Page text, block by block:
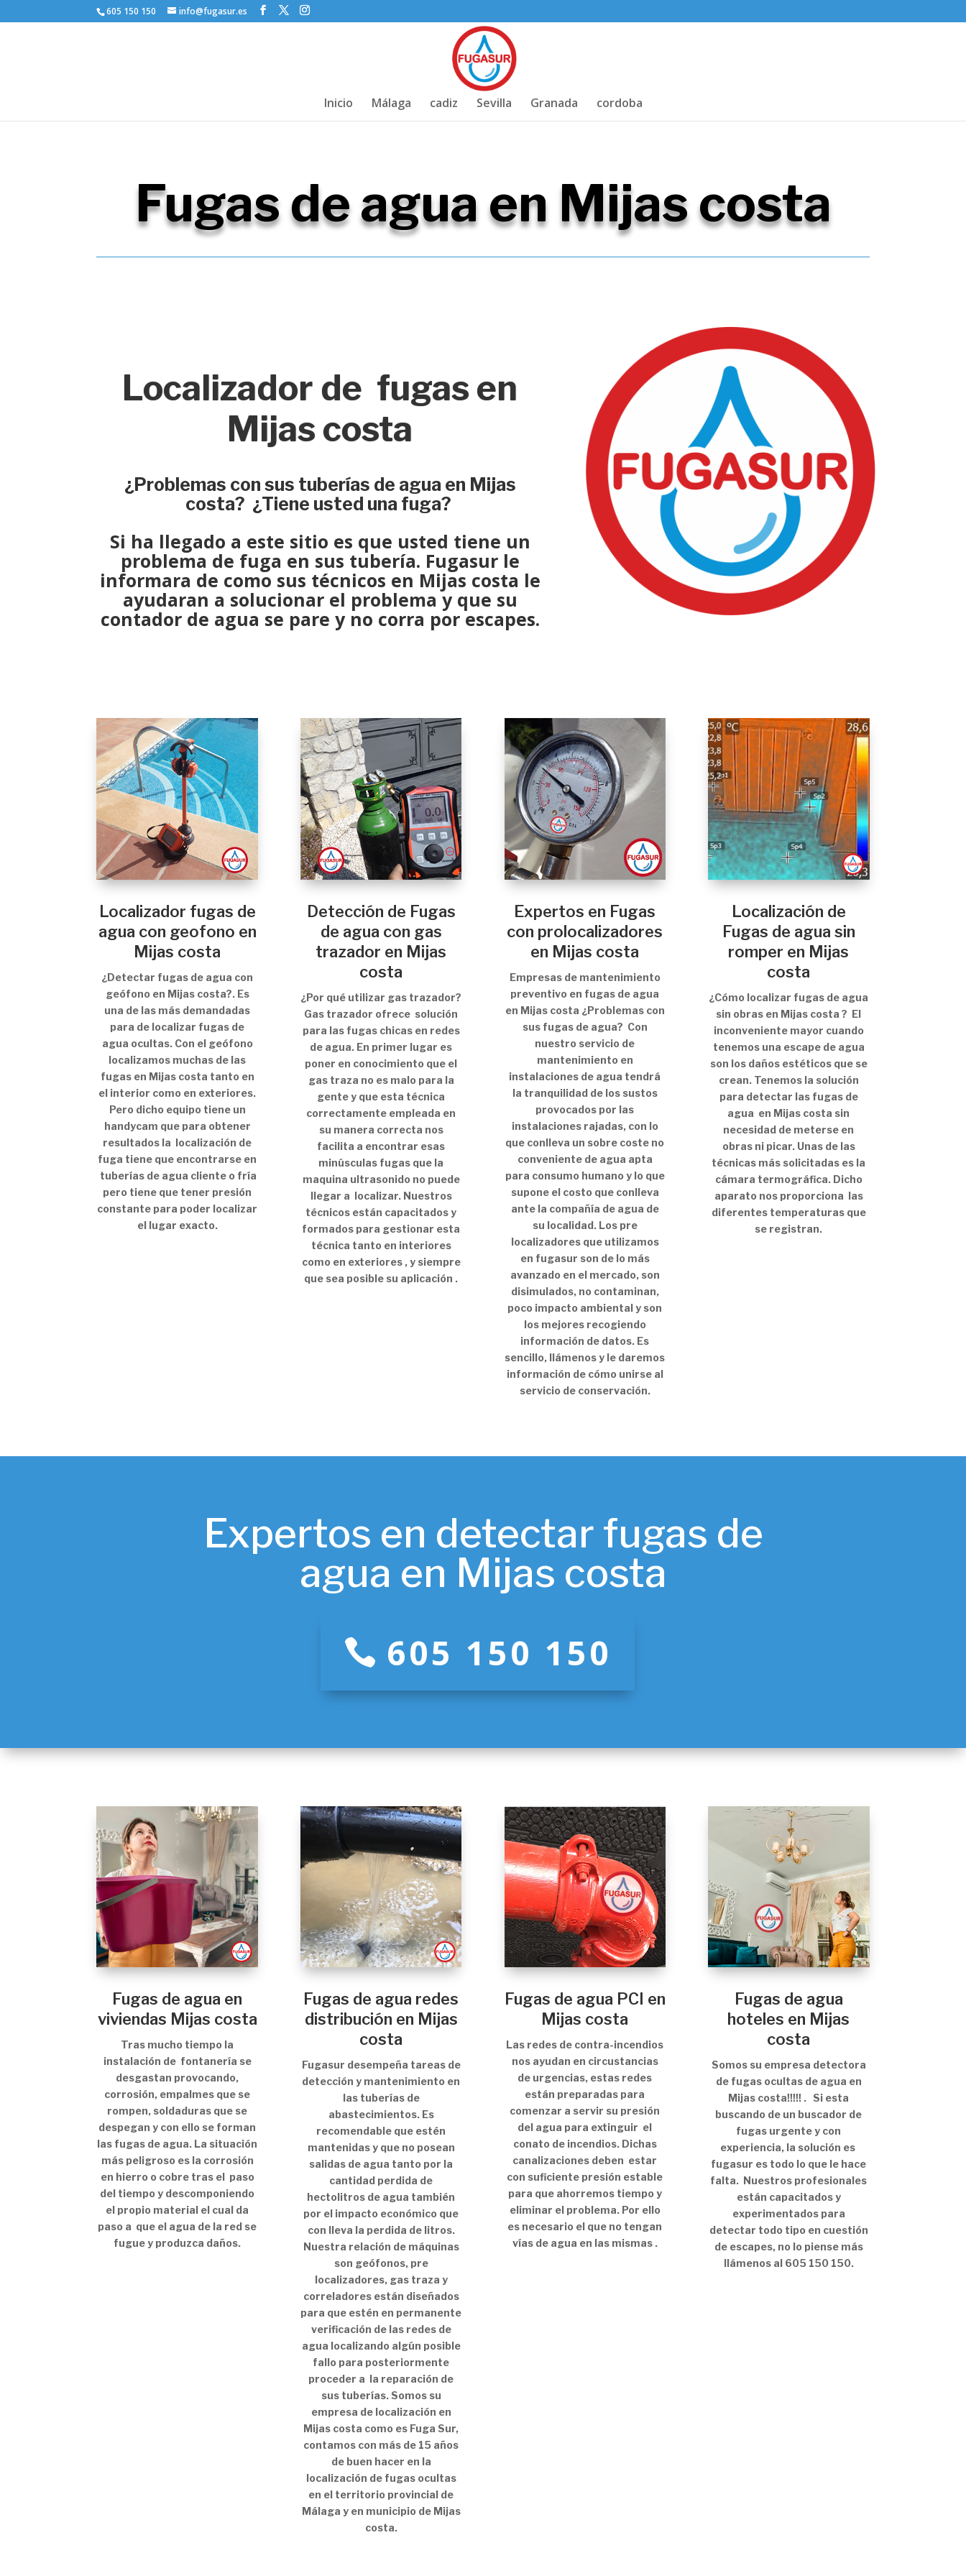
605 150 150 info@fugasur.es
Inicio Málaga cadiz Sevilla Granada cordoba
Fugas de agua en Mijas costa
Localizador de fugas en
Mijas costa
¿Problemas con sus tuberías de agua en Mijas
costa? ¿Tiene usted una fuga?
Si ha llegado a este sitio es que usted tiene un
problema de fuga en sus tubería. Fugasurle
informara de como sus técnicos en Mijas costa le
ayudaran a solucionar el problemay que su
contador de agua se pare y no corra por escapes.
Localizador fugas de
agua con geofono en
Mijas costa
¿Detectar fugas de agua con
geófono en Mijas costa?. Es
una de las más demandadas
para de localizar fugas de
agua ocultas. Con el geófono
localizamos muchas de las
fugas en Mijas costa tanto en
el interior como en exteriores.
Pero dicho equipo tiene un
handycam que para obtener
resultados la localización de
fuga tiene que encontrarse en
tuberías de agua cliente o fría
pero tiene que tener presión
constante para poder localizar
el lugar exacto.
Detección de Fugas
de agua con gas
trazador en Mijas
costa
¿Por qué utilizar gas trazador?
Gas trazador ofrece solución
para las fugas chicas en redes
de agua. En primer lugar es
poner en conocimiento que el
gas traza no es malo para la
gente y que esta técnica
correctamente empleada en
su manera correcta nos
facilita a encontrar esas
minúsculas fugas que la
maquina ultrasonido no puede
llegar a localizar. Nuestros
técnicos están capacitados y
formados para gestionar esta
técnica tanto en interiores
como en exteriores , y siempre
que sea posible su aplicación .
Expertos en Fugas
con prolocalizadores
en Mijas costa
Empresas de mantenimiento
preventivo en fugas de agua
en Mijas costa ¿Problemas con
sus fugas de agua? Con
nuestro servicio de
mantenimiento en
instalaciones de agua tendrá
la tranquilidad de los sustos
provocados por las
instalaciones rajadas, con lo
que conlleva un sobre coste no
conveniente de agua apta
para consumo humano y lo que
supone el costo que conlleva
ante la compañía de agua de
su localidad. Los pre
localizadores que utilizamos
en fugasur son de lo más
avanzado en el mercado, son
disimulados, no contaminan,
poco impacto ambiental y son
los mejores recogiendo
información de datos. Es
sencillo, llámenos y le daremos
información de cómo unirse al
servicio de conservación.
Localización de
Fugas de agua sin
romper en Mijas
costa
¿Cómo localizar fugas de agua
sin obras en Mijas costa ? El
inconveniente mayor cuando
tenemos una escape de agua
son los daños estéticos que se
crean. Tenemos la solución
para detectar las fugas de
agua en Mijas costa sin
necesidad de meterse en
obras ni picar. Unas de las
técnicas más solicitadas es la
cámara termográfica. Dicho
aparato nos proporciona las
diferentes temperaturas que
se registran.
Expertos en detectar fugas de
agua en Mijas costa
605 150 150
Fugas de agua en
viviendas Mijas costa
Tras mucho tiempo la
instalación de fontanería se
desgastan provocando,
corrosión, empalmes que se
rompen, soldaduras que se
despegan y con ello se forman
las fugas de agua. La situación
más peligroso es la corrosión
en hierro o cobre tras el paso
del tiempo y descomponiendo
el propio material el cual da
paso a que el agua de la red se
fugue y produzca daños.
Fugas de agua redes
distribución en Mijas
costa
Fugasur desempeña tareas de
detección y mantenimiento en
las tuberías de
abastecimientos. Es
recomendable que estén
mantenidas y que no posean
salidas de agua tanto por la
cantidad perdida de
hectolitros de agua también
por el impacto económico que
con lleva la perdida de litros.
Nuestra relación de máquinas
son geófonos, pre
localizadores, gas traza y
correladores están diseñados
para que estén en permanente
verificación de las redes de
agua localizando algún posible
fallo para posteriormente
proceder a la reparación de
sus tuberías. Somos su
empresa de localización en
Mijas costa como es Fuga Sur,
contamos con más de 15 años
de buen hacer en la
localización de fugas ocultas
en el territorio provincial de
Málaga y en municipio de Mijas
costa.
Fugas de agua PCI en
Mijas costa
Las redes de contra-incendios
nos ayudan en circustancias
de urgencias, estas redes
están preparadas para
comenzar a servir su presión
del agua para extinguir el
conato de incendios. Dichas
canalizaciones deben estar
con suficiente presión estable
para que ahorremos tiempo y
eliminar el problema. Por ello
es necesario el que no tengan
vías de agua en las mismas .
Fugas de agua
hoteles en Mijas
costa
Somos su empresa detectora
de fugas ocultas de agua en
Mijas costa!!!!! . Si esta
buscando de un buscador de
fugas urgente y con
experiencia, la solución es
fugasur es todo lo que le hace
falta. Nuestros profesionales
están capacitados y
experimentados para
detectar todo tipo en cuestión
de escapes, no lo piense más
llámenos al 605 150 150.